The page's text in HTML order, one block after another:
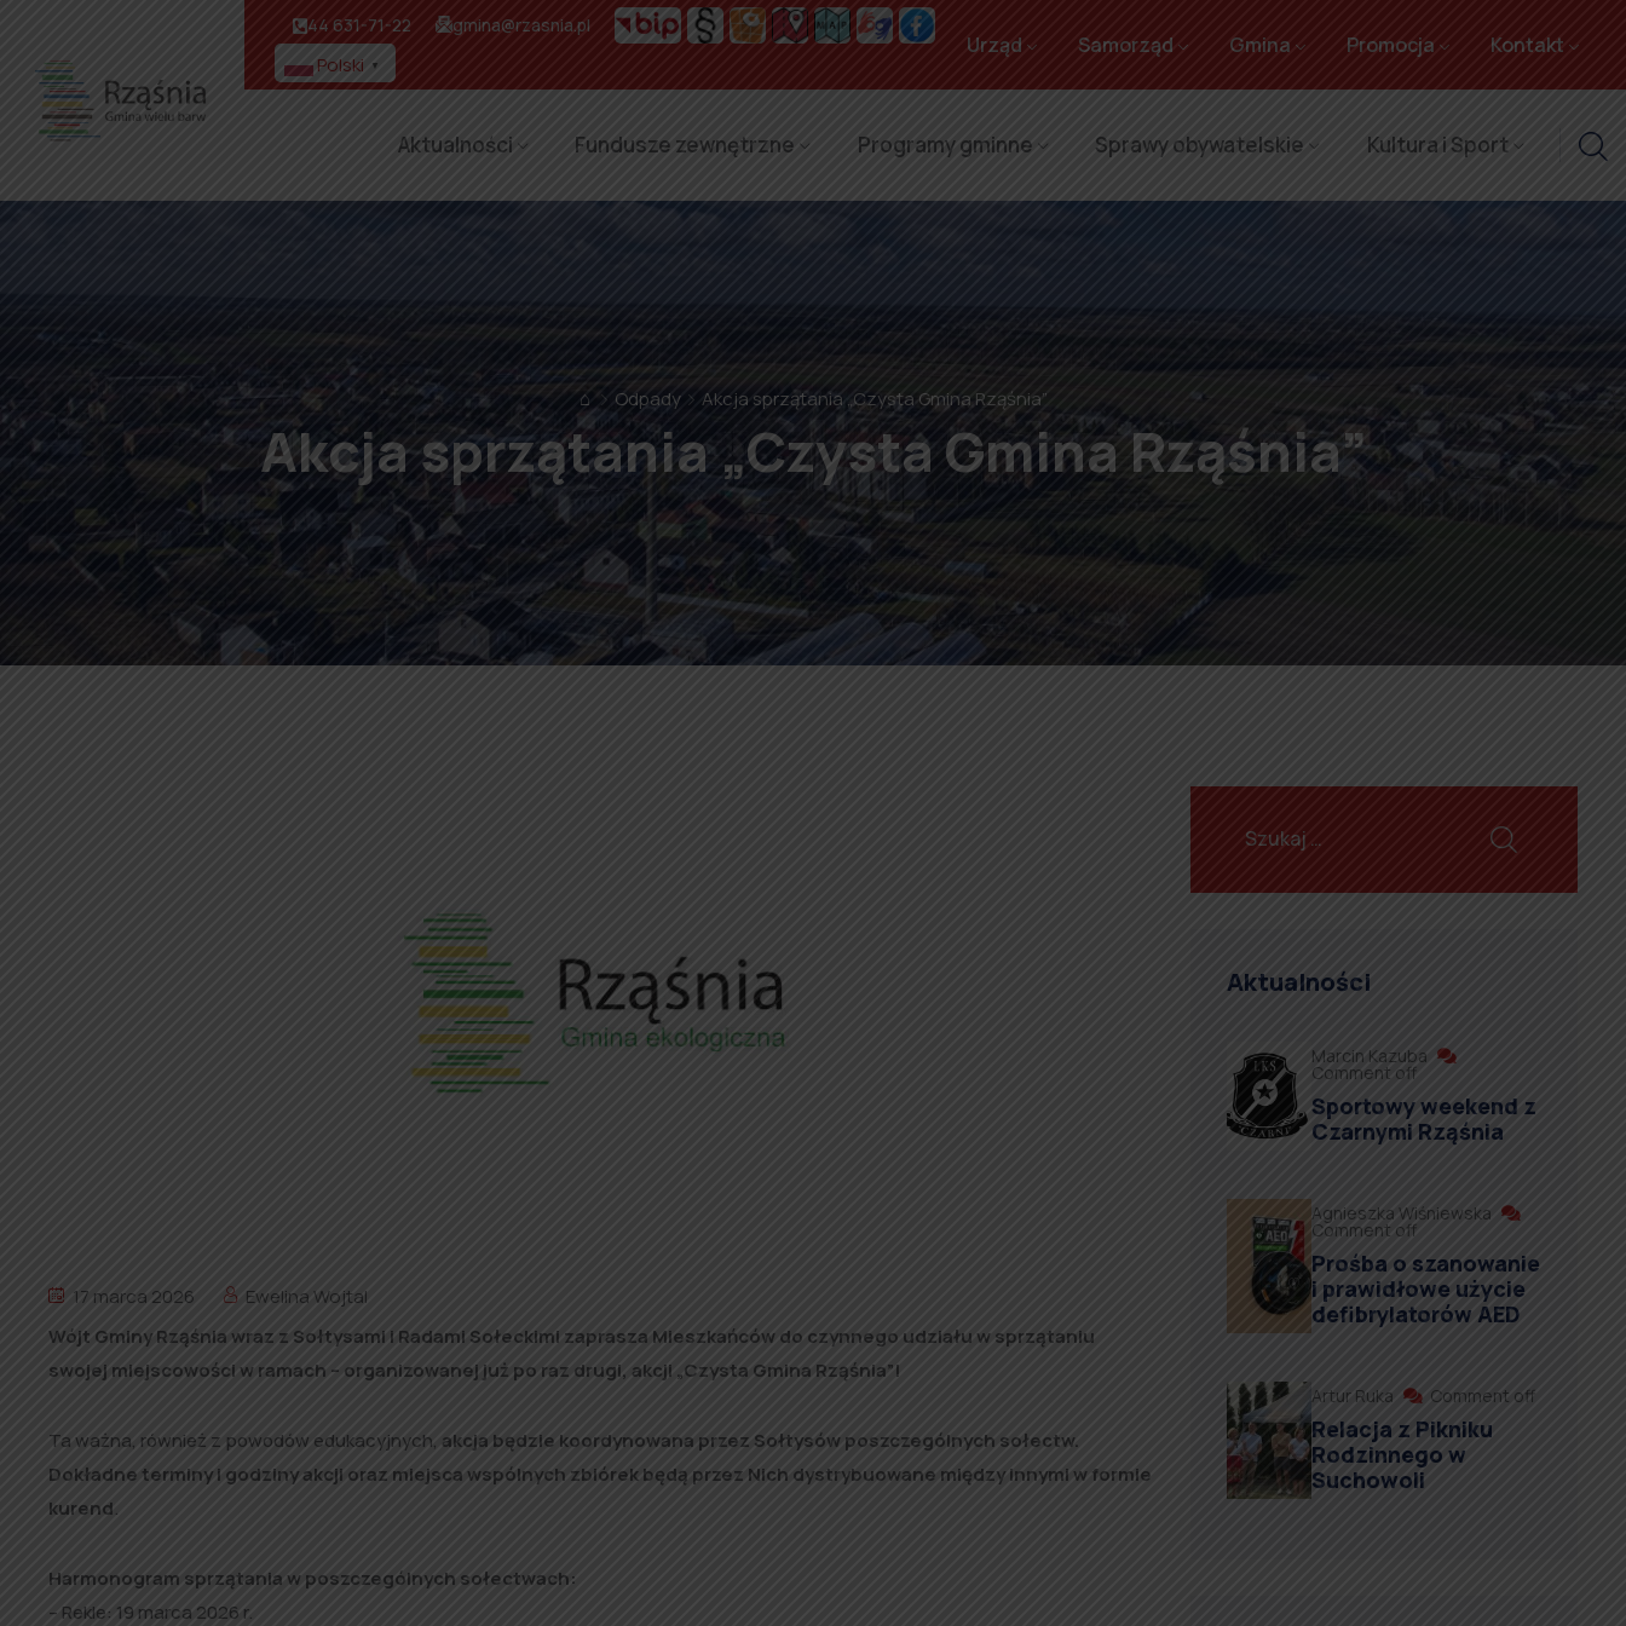
44 631-71-22 gmina@rzasnia.pl
Polski ▼
Urząd Samorząd Gmina Promocja Kontakt
Aktualności Fundusze zewnętrzne Programy gminne Sprawy obywatelskie Kultura i Sport
⌂ Odpady Akcja sprzątania „Czysta Gmina Rząśnia”
Akcja sprzątania „Czysta Gmina Rząśnia”
17 marca 2026
Ewelina Wojtal
Wójt Gminy Rząśnia wraz z Sołtysami i Radami Sołeckimi zaprasza Mieszkańców do czynnego udziału w sprzątaniu
swojej miejscowości w ramach – organizowanej już po raz drugi, akcji „Czysta Gmina Rząśnia”!
Ta ważna, również z powodów edukacyjnych, akcja będzie koordynowana przez Sołtysów poszczególnych sołectw.
Dokładne terminy i godziny akcji oraz miejsca wspólnych zbiórek będą przez Nich dystrybuowane między innymi w formie
kurend.
Harmonogram sprzątania w poszczególnych sołectwach:
– Rekle: 19 marca 2026 r.
Aktualności
Marcin Kazuba
Comment off
Sportowy weekend z
Czarnymi Rząśnia
Agnieszka Wiśniewska
Comment off
Prośba o szanowanie
i prawidłowe użycie
defibrylatorów AED
Artur Ruka Comment off
Relacja z Pikniku
Rodzinnego w
Suchowoli